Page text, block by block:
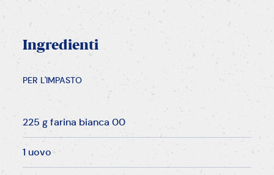
Ingredienti
PER L'IMPASTO
225 g farina bianca 00
1 uovo